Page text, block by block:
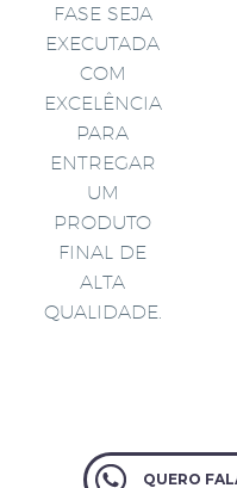
FASE SEJA
EXECUTADA
COM
EXCELÊNCIA
PARA
ENTREGAR
UM
PRODUTO
FINAL DE
ALTA
QUALIDADE.
QUERO